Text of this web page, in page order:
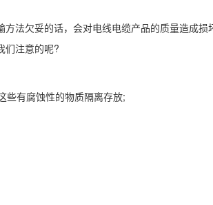
法欠妥的话，会对电线电缆产品的质量造成损
们注意的呢?
些有腐蚀性的物质隔离存放;